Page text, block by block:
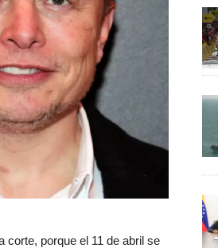
corte, porque el 11 de abril se